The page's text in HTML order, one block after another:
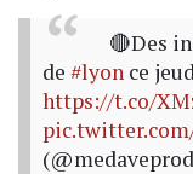
🔴Des
de #lyon ce
https://t.co/